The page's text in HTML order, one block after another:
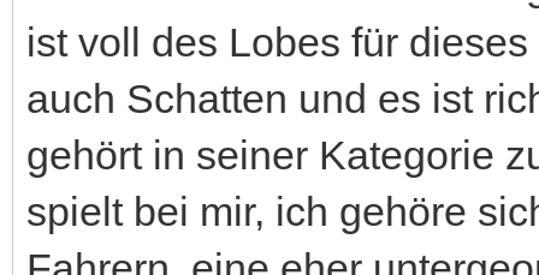
ist voll des Lobes für
auch Schatten und es ist
gehört in seiner Kategorie
spielt bei mir, ich gehöre